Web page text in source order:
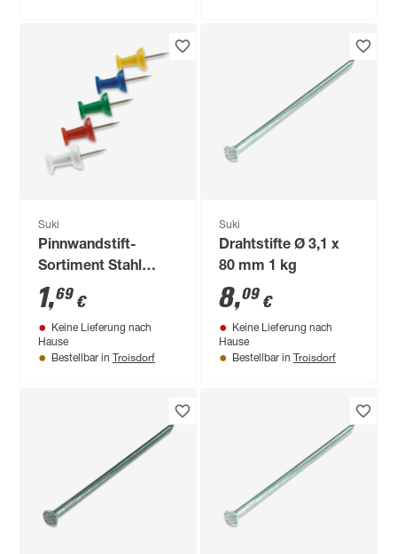
Suki
Pinnwandstift-
Sortiment Stahl
kunststoffbeschichtet
25 mm 12 Stück
1,69 €
Keine Lieferung nach
Hause
Bestellbar in Troisdorf
Suki
Drahtstifte Ø 3,1 x
80 mm 1 kg
8,09 €
Keine Lieferung nach
Hause
Bestellbar in Troisdorf